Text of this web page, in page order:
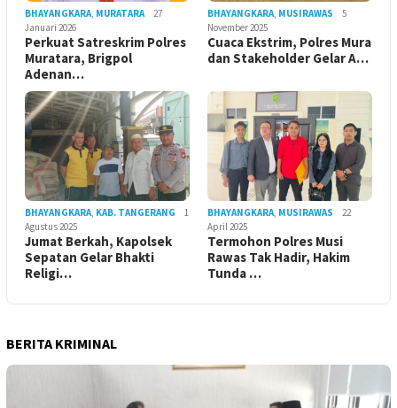
BHAYANGKARA, MURATARA
27
Januari 2026
Perkuat Satreskrim Polres
Muratara, Brigpol
Adenan…
BHAYANGKARA, MUSIRAWAS
5
November 2025
Cuaca Ekstrim, Polres Mura
dan Stakeholder Gelar A…
BHAYANGKARA, KAB. TANGERANG
1
Agustus 2025
Jumat Berkah, Kapolsek
Sepatan Gelar Bhakti
Religi…
BHAYANGKARA, MUSIRAWAS
22
April 2025
Termohon Polres Musi
Rawas Tak Hadir, Hakim
Tunda …
BERITA KRIMINAL